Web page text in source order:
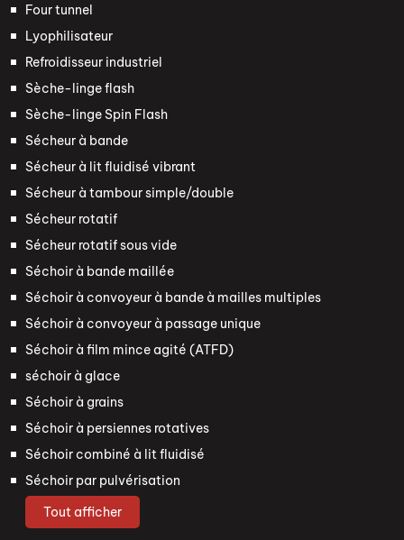
Four tunnel
Lyophilisateur
Refroidisseur industriel
Sèche-linge flash
Sèche-linge Spin Flash
Sécheur à bande
Sécheur à lit fluidisé vibrant
Sécheur à tambour simple/double
Sécheur rotatif
Sécheur rotatif sous vide
Séchoir à bande maillée
Séchoir à convoyeur à bande à mailles multiples
Séchoir à convoyeur à passage unique
Séchoir à film mince agité (ATFD)
séchoir à glace
Séchoir à grains
Séchoir à persiennes rotatives
Séchoir combiné à lit fluidisé
Séchoir par pulvérisation
Tout afficher